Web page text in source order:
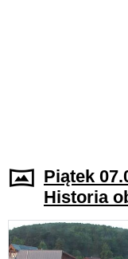
Piątek
Historia